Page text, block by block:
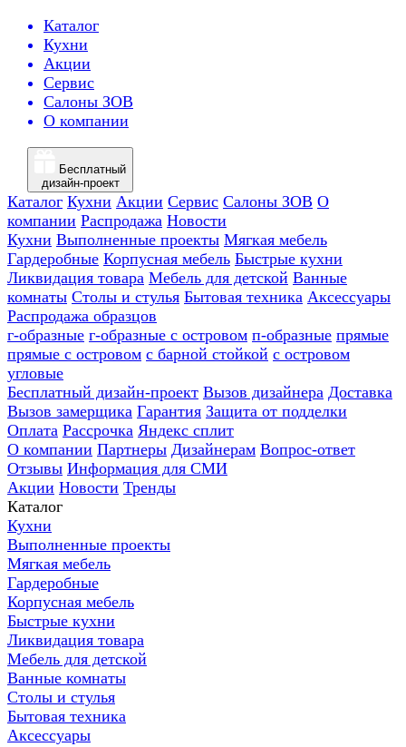
Каталог
Кухни
Акции
Сервис
Салоны ЗОВ
О компании
Бесплатный
дизайн-проект
Каталог Кухни Акции Сервис Салоны ЗОВ О
компании Распродажа Новости
Кухни Выполненные проекты Мягкая мебель
Гардеробные Корпусная мебель Быстрые кухни
Ликвидация товара Мебель для детской Ванные
комнаты Столы и стулья Бытовая техника Аксессуары
Распродажа образцов
г-образные г-образные с островом п-образные прямые
прямые с островом с барной стойкой с островом
угловые
Бесплатный дизайн-проект Вызов дизайнера Доставка
Вызов замерщика Гарантия Защита от подделки
Оплата Рассрочка Яндекс сплит
О компании Партнеры Дизайнерам Вопрос-ответ
Отзывы Информация для СМИ
Акции Новости Тренды
Каталог
Кухни
Выполненные проекты
Мягкая мебель
Гардеробные
Корпусная мебель
Быстрые кухни
Ликвидация товара
Мебель для детской
Ванные комнаты
Столы и стулья
Бытовая техника
Аксессуары